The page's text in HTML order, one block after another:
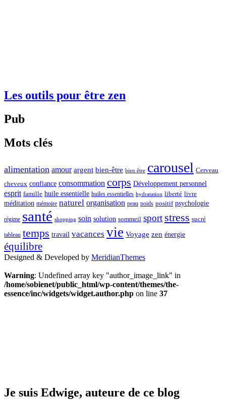
Les outils pour être zen
Pub
Mots clés
alimentation amour argent bien-être bien être carousel Cerveau
cheveux confiance consommation corps Développement personnel
esprit famille huile essentielle huiles essentielles hydratation liberté livre
méditation mémoire naturel organisation peau poids positif psychologie
régime santé shopping soin solution sommeil sport stress sucré
tableau temps travail vacances vie Voyage zen énergie
équilibre
Designed & Developed by MeridianThemes
Warning: Undefined array key "author_image_link" in
/home/sobienet/public_html/wp-content/themes/the-
essence/inc/widgets/widget.author.php on line 37
Je suis Edwige, auteure de ce blog